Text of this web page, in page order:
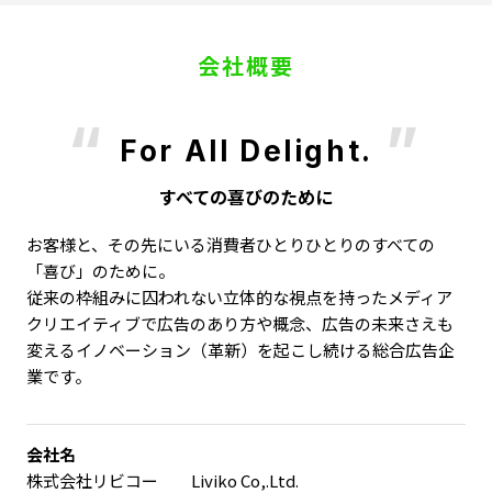
会社概要
For All Delight.
すべての喜びのために
お客様と、その先にいる消費者ひとりひとりのすべての
「喜び」のために。
従来の枠組みに囚われない立体的な視点を持ったメディア
クリエイティブで広告のあり方や概念、 広告の未来さえも
変えるイノベーション（革新）を起こし続ける総合広告企
業です。
会社名
株式会社リビコー Liviko Co,.Ltd.